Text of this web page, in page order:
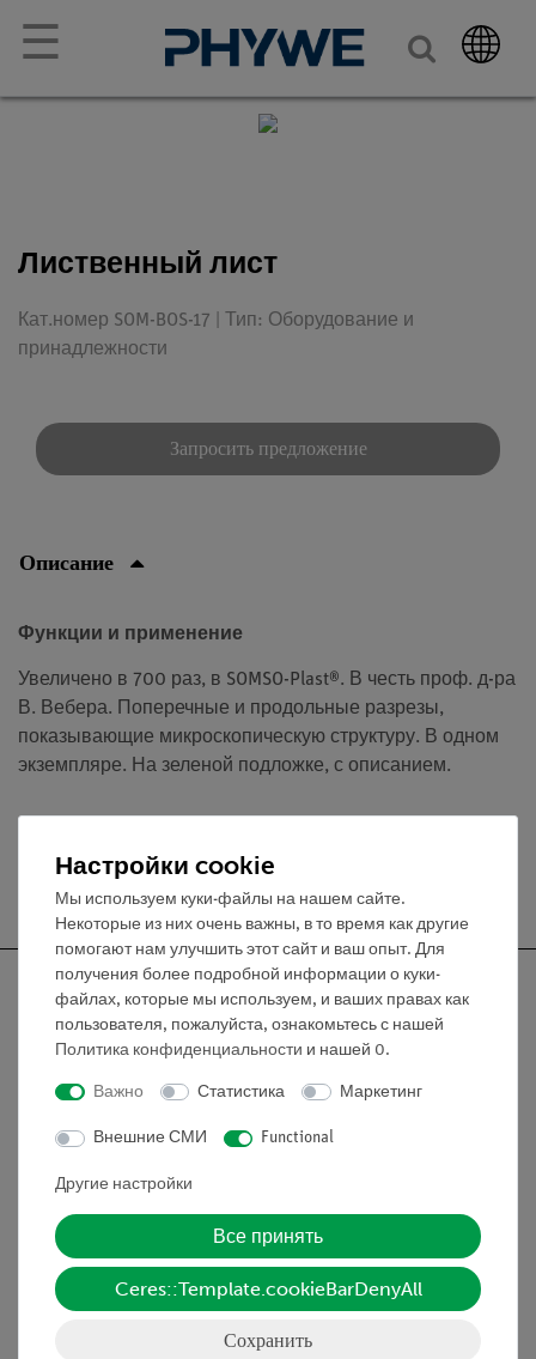
☰
Лиственный лист
Кат.номер SOM-BOS-17 | Тип: Оборудование и
принадлежности
Запросить предложение
Описание
Функции и применение
Увеличено в 700 раз, в SOMSO-Plast®. В честь проф. д-ра
В. Вебера. Поперечные и продольные разрезы,
показывающие микроскопическую структуру. В одном
экземпляре. На зеленой подложке, с описанием.
Nach oben
Информация
Условия сотрудничества
Декларация о конфиденциальности
Вводные данные
Обслуживание
Настройки cookie
Мы используем куки-файлы на нашем сайте.
Некоторые из них очень важны, в то время как другие
помогают нам улучшить этот сайт и ваш опыт. Для
получения более подробной информации о куки-
файлах, которые мы используем, и ваших правах как
пользователя, пожалуйста, ознакомьтесь с нашей
Политика конфиденциальности и нашей 0.
Важно Статистика Маркетинг
Внешние СМИ Functional
Другие настройки
Все принять
Ceres::Template.cookieBarDenyAll
Сохранить